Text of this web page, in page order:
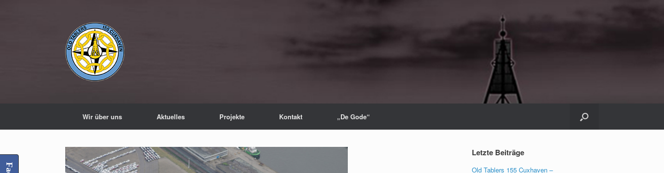
Wir über uns Aktuelles Projekte Kontakt „De Gode“
Letzte Beiträge
Old Tablers 155 Cuxhaven –